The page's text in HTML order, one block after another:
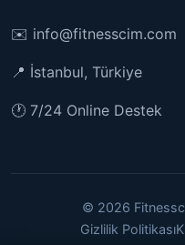
✉️ info@fitnesscim.com
📍 İstanbul, Türkiye
🕐 7/24 Online Destek
© 2026
Gizlilik Politikası